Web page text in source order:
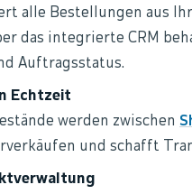
alle Bestellungen aus
das integrierte CRM
Auftragsstatus.
Echtzeit
werden zwischen
und schafft